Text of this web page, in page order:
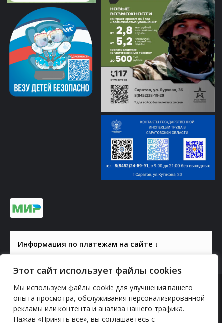
Этот сайт использует файлы cookies
Мы используем файлы cookie для улучшения вашего
опыта просмотра, обслуживания персонализированной
рекламы или контента и анализа нашего трафика.
Нажав «Принять все», вы соглашаетесь с
Информация по платежам на сайте ↓
© 2000-2026, ГАУК СОМ КВЦ
Политика конфиденциальности